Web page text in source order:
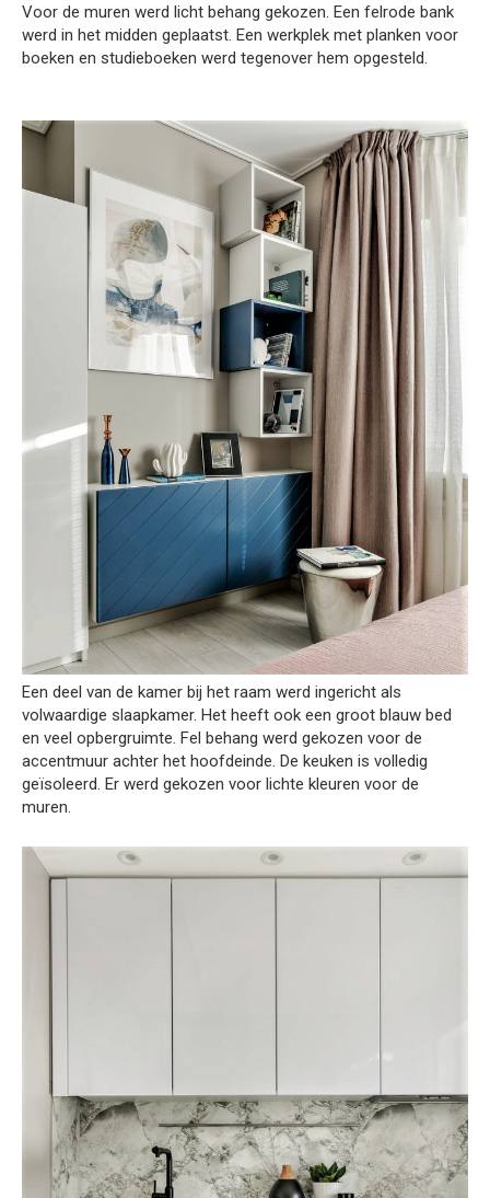
Voor de muren werd licht behang gekozen. Een felrode bank
werd in het midden geplaatst. Een werkplek met planken voor
boeken en studieboeken werd tegenover hem opgesteld.
Een deel van de kamer bij het raam werd ingericht als
volwaardige slaapkamer. Het heeft ook een groot blauw bed
en veel opbergruimte. Fel behang werd gekozen voor de
accentmuur achter het hoofdeinde. De keuken is volledig
geïsoleerd. Er werd gekozen voor lichte kleuren voor de
muren.